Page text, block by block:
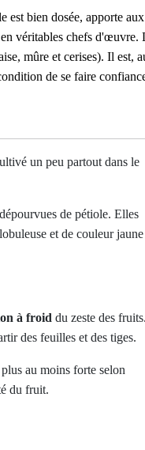
bien dosée, apporte
véritables chefs
mûre et cerises). Il est,
de se faire
un peu partout dans le
de pétiole. Elles
et de couleur jaune
à froid du zeste des fruits.
des feuilles et des tiges.
plus au moins forte selon
du fruit.